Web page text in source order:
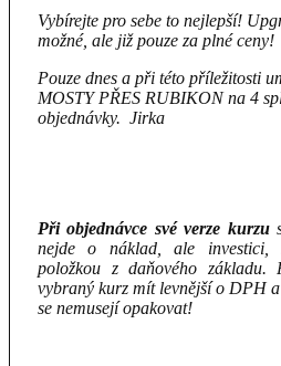
Vybírejte pro sebe to nejlepší!
možné, ale již pouze za plné ceny!
Pouze dnes a při této příležitosti
MOSTY PŘES RUBIKON na 4
objednávky. Jirka
Při objednávce své verze kurzu
nejde o náklad, ale investici,
položkou z daňového základu.
vybraný kurz mít levnější o DPH
se nemusejí opakovat!